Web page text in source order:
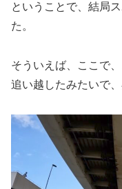
ということで、結局
た。
そういえば、ここで
追い越したみたいで